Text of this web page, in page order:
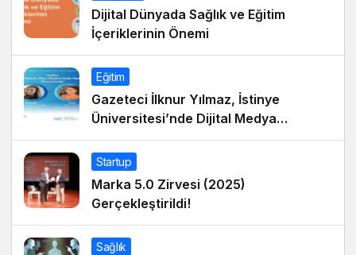
Dijital Dünyada Sağlık ve Eğitim
İçeriklerinin Önemi
Eğitim
Gazeteci İlknur Yılmaz, İstinye
Üniversitesi’nde Dijital Medya
Okuryazarlığı Dersinin Konuğu Oldu
Startup
Marka 5.0 Zirvesi (2025)
Gerçekleştirildi!
Sağlık